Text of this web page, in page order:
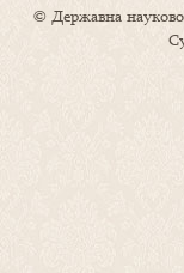
© Державна